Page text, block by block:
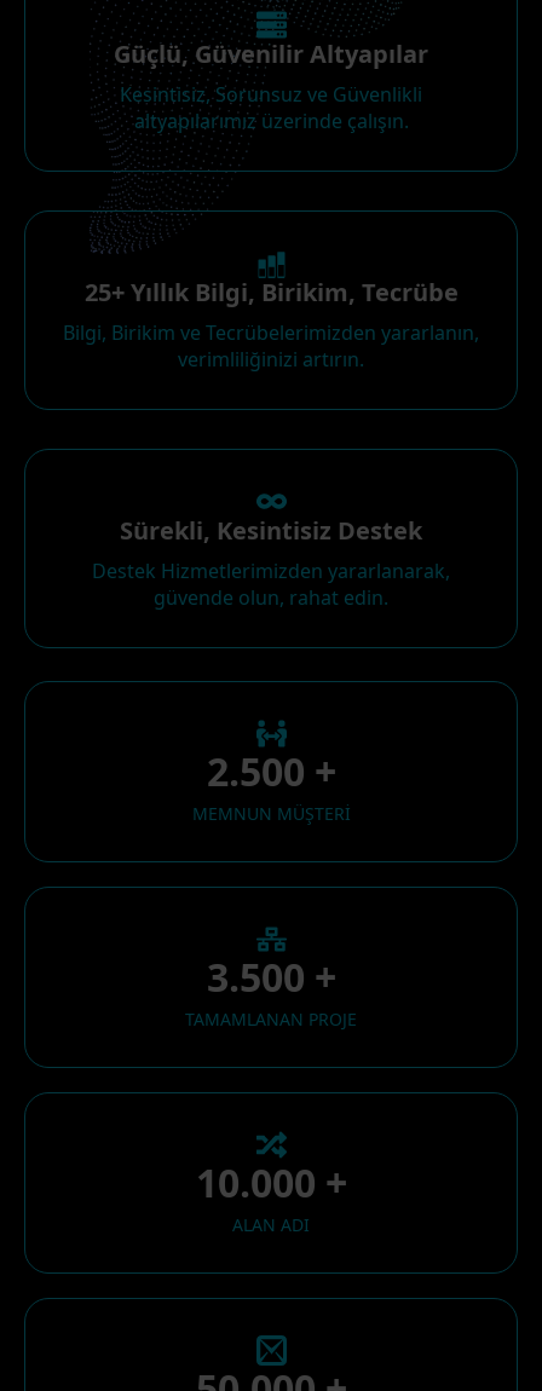
Güçlü, Güvenilir Altyapılar
Kesintisiz, Sorunsuz ve Güvenlikli
altyapılarımız üzerinde çalışın.
25+ Yıllık Bilgi, Birikim, Tecrübe
Bilgi, Birikim ve Tecrübelerimizden yararlanın,
verimliliğinizi artırın.
Sürekli, Kesintisiz Destek
Destek Hizmetlerimizden yararlanarak,
güvende olun, rahat edin.
2.500 +
MEMNUN MÜŞTERİ
3.500 +
TAMAMLANAN PROJE
10.000 +
ALAN ADI